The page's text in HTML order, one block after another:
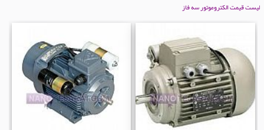
لیست قیمت الکتروموتور سه فاز